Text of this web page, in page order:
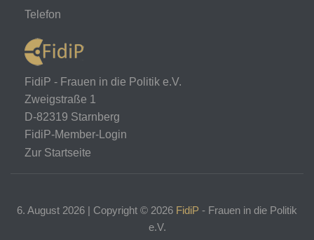
Telefon
FidiP - Frauen in die Politik e.V.
Zweigstraße 1
D-82319 Starnberg
FidiP-Member-Login
Zur Startseite
6. August 2026 | Copyright © 2026 FidiP - Frauen in die Politik
e.V.